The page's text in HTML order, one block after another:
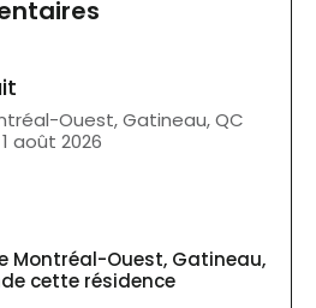
Ouest, Gatineau, QC
août 2026
Montréal-Ouest, Gatineau,
cette résidence